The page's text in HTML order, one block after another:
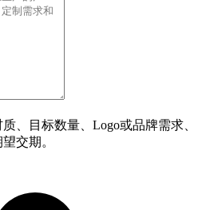
、目标数量、Logo或品牌需求、
交期。